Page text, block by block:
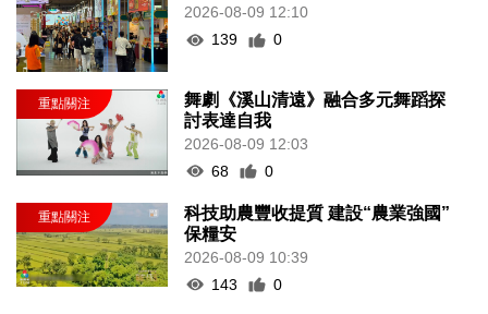
2026-08-09 12:10
139
0
舞劇《溪山清遠》融合多元舞蹈探
討表達自我
2026-08-09 12:03
68
0
科技助農豐收提質 建設“農業強國”
保糧安
2026-08-09 10:39
143
0